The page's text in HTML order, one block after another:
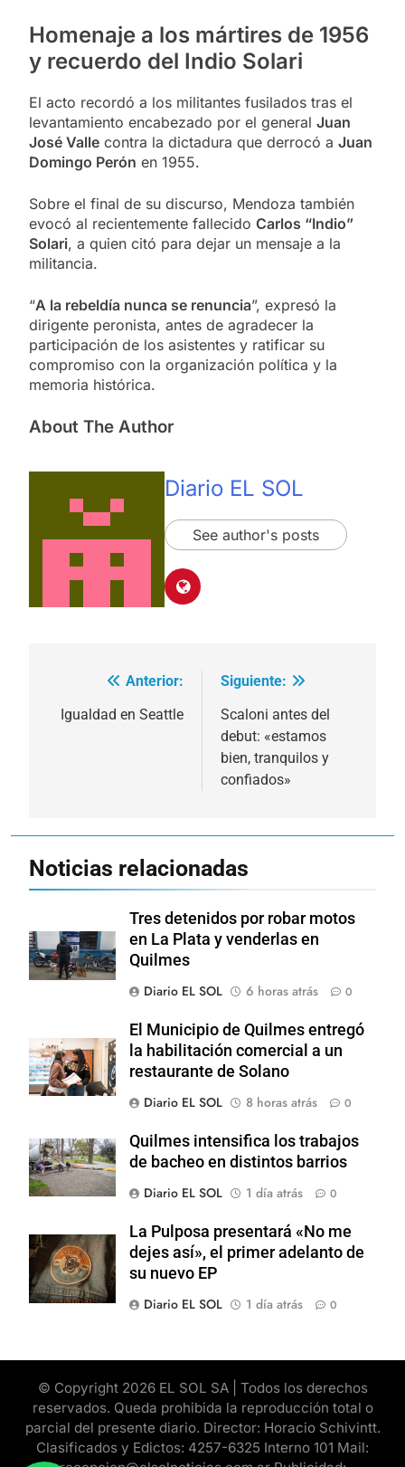
Homenaje a los mártires de 1956
y recuerdo del Indio Solari
El acto recordó a los militantes fusilados tras el
levantamiento encabezado por el general Juan
José Valle contra la dictadura que derrocó a Juan
Domingo Perón en 1955.
Sobre el final de su discurso, Mendoza también
evocó al recientemente fallecido Carlos “Indio”
Solari, a quien citó para dejar un mensaje a la
militancia.
“A la rebeldía nunca se renuncia”, expresó la
dirigente peronista, antes de agradecer la
participación de los asistentes y ratificar su
compromiso con la organización política y la
memoria histórica.
About The Author
Diario EL SOL
See author's posts
Navegación
de
Anterior:
Igualdad en Seattle
Siguiente:
Scaloni antes del
debut: «estamos
bien, tranquilos y
confiados»
Noticias relacionadas
Tres detenidos por robar motos
en La Plata y venderlas en
Quilmes
Diario EL SOL
6 horas atrás 0
El Municipio de Quilmes entregó
la habilitación comercial a un
restaurante de Solano
Diario EL SOL
8 horas atrás 0
Quilmes intensifica los trabajos
de bacheo en distintos barrios
Diario EL SOL
1 día atrás 0
La Pulposa presentará «No me
dejes así», el primer adelanto de
su nuevo EP
Diario EL SOL
1 día atrás 0
© Copyright 2026 EL SOL SA | Todos los derechos
reservados. Queda prohibida la reproducción total o
parcial del presente diario. Director: Horacio Schivintt.
Clasificados y Edictos: 4257-6325 Interno 101 Mail: